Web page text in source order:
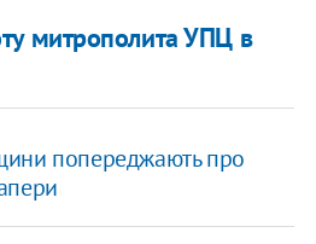
митрополита УПЦ в
попереджають про